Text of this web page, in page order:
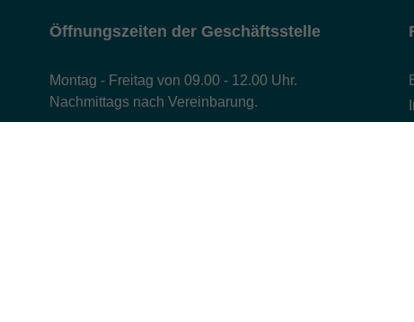
Öffnungszeiten der Geschäftsstelle
Montag - Freitag von 09.00 - 12.00 Uhr.
Nachmittags nach Vereinbarung.